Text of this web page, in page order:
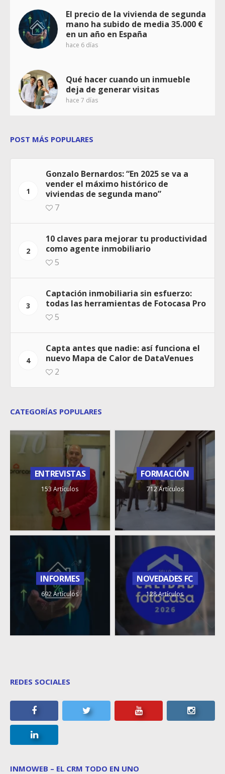
El precio de la vivienda de segunda
mano ha subido de media 35.000 €
en un año en España
hace 6 días
Qué hacer cuando un inmueble
deja de generar visitas
hace 7 días
POST MÁS POPULARES
1
Gonzalo Bernardos: “En 2025 se va a
vender el máximo histórico de
viviendas de segunda mano”
7
2
10 claves para mejorar tu productividad
como agente inmobiliario
5
3
Captación inmobiliaria sin esfuerzo:
todas las herramientas de Fotocasa Pro
5
4
Capta antes que nadie: así funciona el
nuevo Mapa de Calor de DataVenues
2
CATEGORÍAS POPULARES
ENTREVISTAS
153 Artículos
FORMACIÓN
712 Artículos
INFORMES
692 Artículos
NOVEDADES FC
128 Artículos
REDES SOCIALES
INMOWEB – EL CRM TODO EN UNO